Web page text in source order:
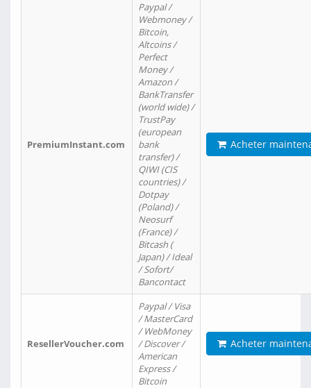
PremiumInstant.com
Paypal /
Webmoney /
Bitcoin,
Altcoins /
Perfect
Money /
Amazon /
BankTransfer
(world wide) /
TrustPay
(european
bank
transfer) /
QIWI (CIS
countries) /
Dotpay
(Poland) /
Neosurf
(France) /
Bitcash (
Japan) / Ideal
/ Sofort/
Bancontact
Acheter
ResellerVoucher.com
Paypal / Visa
/ MasterCard
/ WebMoney
/ Discover /
American
Express /
Bitcoin
Acheter